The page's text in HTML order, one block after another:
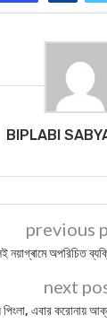
BIPLABI
previous
নয়াগ্ৰামে অপরিচিত
next
এবার করোনায়